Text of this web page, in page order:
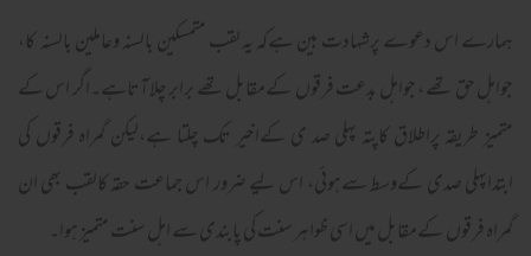
ہمارے اس دعوے پرشہادت بین ہےکہ یہ لقب متمسکین بالسنہ وعاملین بالسنہ کا،
جواہل حق تھے ، جواہل بدعت فرقوں کےمقابل تھے برابر چلا آتاہے۔اگر اس کے
متمیز طریقہ پراطلاق کاپتہ پہلی صد ی کےاخیر تک چلتا ہے،لیکن گمراہ فرقوں کی
ابتداپہلی صدی کےوسط سےہوئی، اس لیے ضرور اس جماعت حقہ کالقب بھی ان
گمراہ فرقوں کےمقابل میں اسی ظواہر سنت کی پابندی سے اہل سنت متمیز ہوا۔